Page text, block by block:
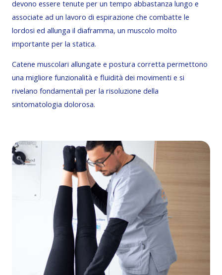
devono essere tenute per un tempo abbastanza lungo e
associate ad un lavoro di espirazione che combatte le
lordosi ed allunga il diaframma, un muscolo molto
importante per la statica.
Catene muscolari allungate e postura corretta permettono
una migliore funzionalità e fluidità dei movimenti e si
rivelano fondamentali per la risoluzione della
sintomatologia dolorosa.